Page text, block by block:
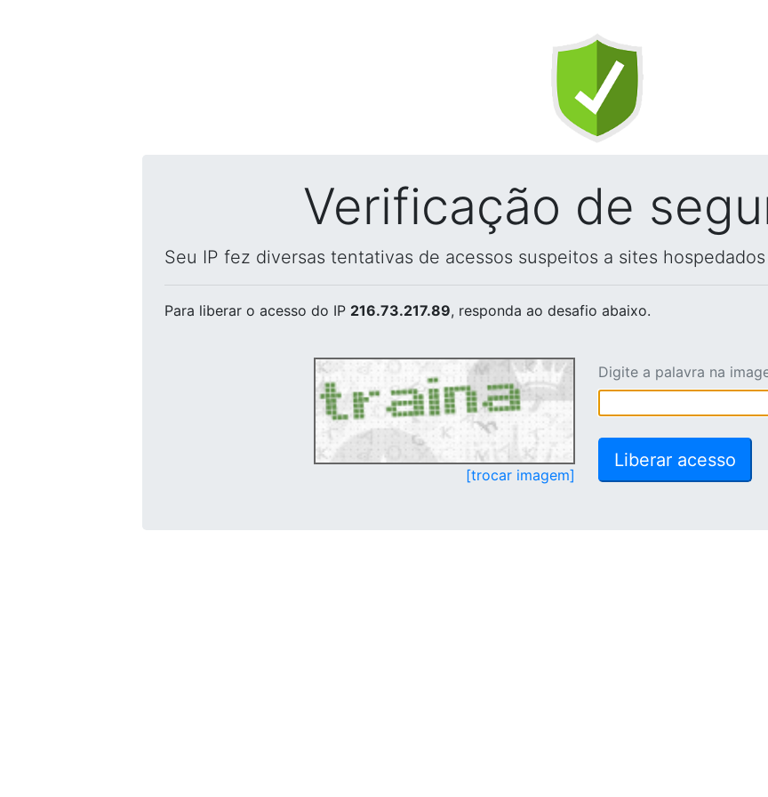
Verificação de
Seu IP fez diversas tentativas de acessos suspeitos a sites
Para liberar o acesso do IP 216.73.217.89, responda ao desafio abaixo.
[trocar imagem]
Digite a palavra na